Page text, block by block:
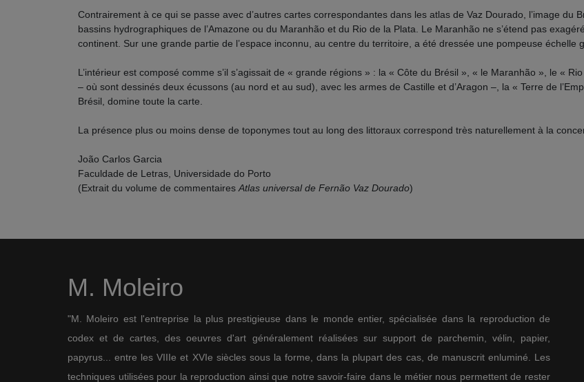
Contrairement à ce qui se passe avec d’autres cartes correspondantes dans les atlas de Vaz Dourado, l’image du
bassins hydrographiques de l’Amazone ou du Maranhão et du Rio de la Plata. Le Maranhão ne s’étend pas
continent. Sur une grande partie de l’espace inconnu, au centre du territoire, a été dressée une pompeuse échelle
L’intérieur est composé comme s’il s’agissait de « grande régions » : la « Côte du Brésil », « le Maranhão », le «
– où sont dessinés deux écussons (au nord et au sud), avec les armes de Castille et d’Aragon –, la « Terre de
Brésil, domine toute la carte.
La présence plus ou moins dense de toponymes tout au long des littoraux correspond très naturellement à la
João Carlos Garcia
Faculdade de Letras, Universidade do Porto
(Extrait du volume de commentaires Atlas universal de Fernão Vaz Dourado)
M. Moleiro
"M. Moleiro est l'entreprise la plus prestigieuse dans le monde entier, spécialisée dans la reproduction de
codex et de cartes, des oeuvres d'art généralement réalisées sur support de parchemin, vélin, papier,
papyrus... entre les VIIIe et XVIe siècles sous la forme, dans la plupart des cas, de manuscrit enluminé. Les
techniques utilisées pour la reproduction ainsi que notre savoir-faire dans le métier nous permettent de rester